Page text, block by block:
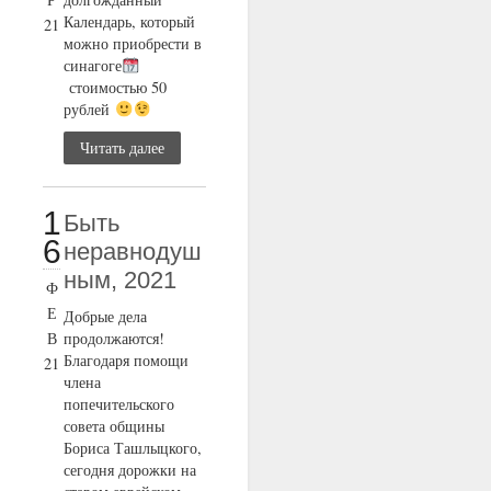
21 Календарь, который
можно приобрести в
синагоге
стоимостью 50
рублей
Читать далее
1
6
Ф
Е
В
21
Быть
неравнодуш
ным, 2021
Добрые дела
продолжаются!
Благодаря помощи
члена
попечительского
совета общины
Бориса Ташлыцкого,
сегодня дорожки на